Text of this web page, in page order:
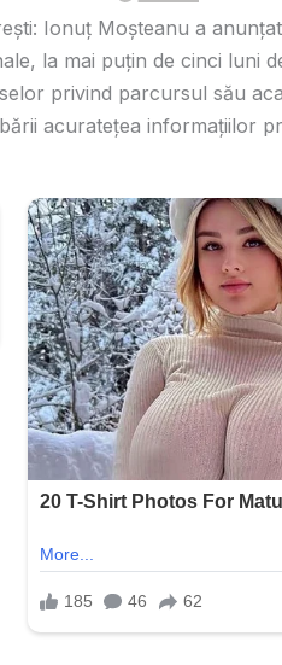
Ionuț Moșteanu a
la mai puțin de cinci luni
privind parcursul său
acuratețea informațiilor